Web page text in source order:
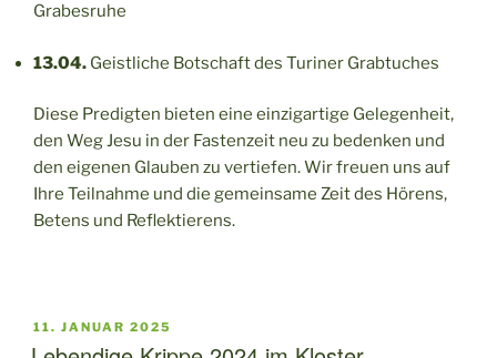
Grabesruhe
13.04. Geistliche Botschaft des Turiner Grabtuches
Diese Predigten bieten eine einzigartige Gelegenheit,
den Weg Jesu in der Fastenzeit neu zu bedenken und
den eigenen Glauben zu vertiefen. Wir freuen uns auf
Ihre Teilnahme und die gemeinsame Zeit des Hörens,
Betens und Reflektierens.
VERÖFFENTLICHT
AM
11. JANUAR 2025